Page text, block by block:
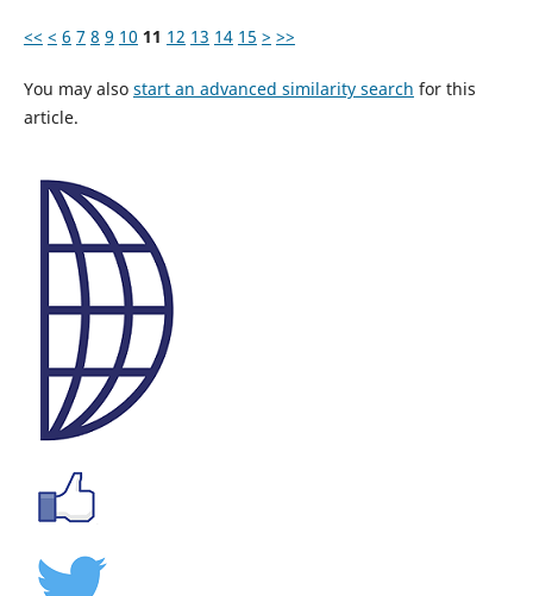
<< < 6 7 8 9 10 11 12 13 14 15 > >>
You may also start an advanced similarity search for this
article.